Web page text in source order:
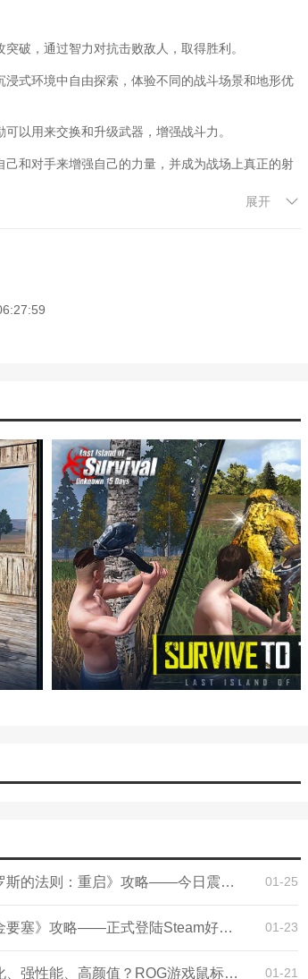
破，通过智力对抗击败敌人，取得胜利。
式环境中自由探索，体验不同的战斗场景和地形优
以用来交换和升级武器，增强战斗力。
和对手来增强自己的力量，并成为战场上真正的射
付敌人，通过团队合作消灭对手。
家需要制定逃跑计划，射击战斗。
的战斗乐趣中，感受到每一次击杀所带来的成就
对抗，还精心打造了一个极其逼真的战斗环境，从
残酷与真实。
本站网址，本站是您下载安卓手游app最好的网
手攻略
荒攻略
下载地址分享
作用汇总
蓝卡获得方法介绍
方法介绍
拆除多余墙壁方法介绍
源一览 零件获取途径汇总
展开
《塔罗斯的法则：重启》攻略——今日震撼发售！克罗地亚团队经典哲学解谜游戏焕新归来 01-25
《炼金要塞》攻略——正式登陆Steam好评炼金术塔防新游 01-23
轻量化、强性能、高颜值？ROG游戏鼠标统统拿捏 01-21